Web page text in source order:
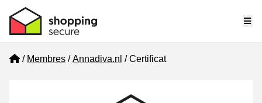
Home
Membres Annadiva.nl Certificat